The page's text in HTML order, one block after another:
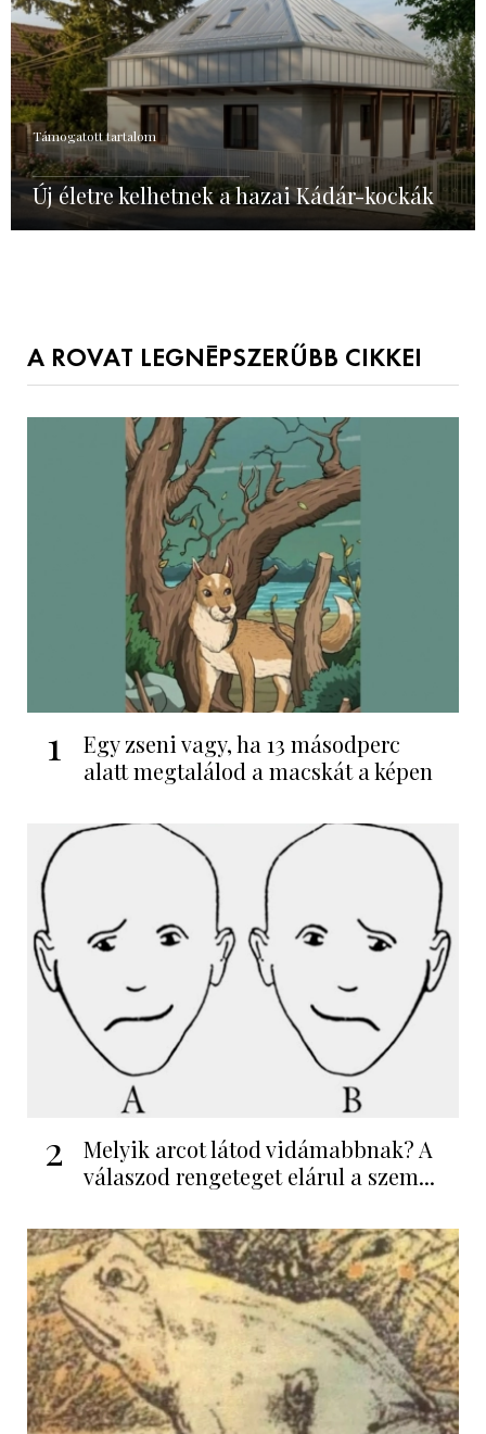
Támogatott tartalom
Új életre kelhetnek a hazai Kádár-kockák
A ROVAT LEGNÉPSZERŰBB CIKKEI
1
Egy zseni vagy, ha 13 másodperc
alatt megtalálod a macskát a képen
2
Melyik arcot látod vidámabbnak? A
válaszod rengeteget elárul a szem...